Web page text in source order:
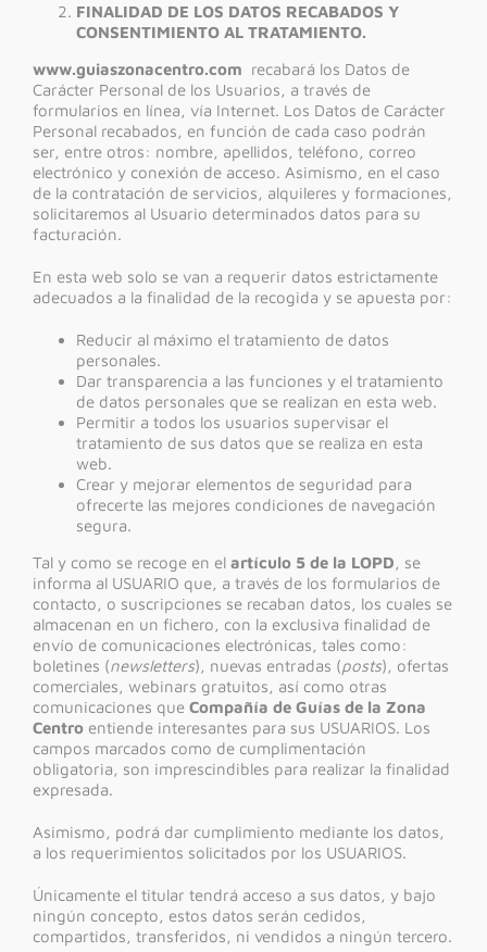
FINALIDAD DE LOS DATOS RECABADOS Y
CONSENTIMIENTO AL TRATAMIENTO.
www.guiaszonacentro.com recabará los Datos de
Carácter Personal de los Usuarios, a través de
formularios en línea, vía Internet. Los Datos de Carácter
Personal recabados, en función de cada caso podrán
ser, entre otros: nombre, apellidos, teléfono, correo
electrónico y conexión de acceso. Asimismo, en el caso
de la contratación de servicios, alquileres y formaciones,
solicitaremos al Usuario determinados datos para su
facturación.
En esta web solo se van a requerir datos estrictamente
adecuados a la finalidad de la recogida y se apuesta por:
Reducir al máximo el tratamiento de datos
personales.
Dar transparencia a las funciones y el tratamiento
de datos personales que se realizan en esta web.
Permitir a todos los usuarios supervisar el
tratamiento de sus datos que se realiza en esta
web.
Crear y mejorar elementos de seguridad para
ofrecerte las mejores condiciones de navegación
segura.
Tal y como se recoge en el artículo 5 de la LOPD, se
informa al USUARIO que, a través de los formularios de
contacto, o suscripciones se recaban datos, los cuales se
almacenan en un fichero, con la exclusiva finalidad de
envío de comunicaciones electrónicas, tales como:
boletines (newsletters), nuevas entradas (posts), ofertas
comerciales, webinars gratuitos, así como otras
comunicaciones que Compañía de Guías de la Zona
Centro entiende interesantes para sus USUARIOS. Los
campos marcados como de cumplimentación
obligatoria, son imprescindibles para realizar la finalidad
expresada.
Asimismo, podrá dar cumplimiento mediante los datos,
a los requerimientos solicitados por los USUARIOS.
Únicamente el titular tendrá acceso a sus datos, y bajo
ningún concepto, estos datos serán cedidos,
compartidos, transferidos, ni vendidos a ningún tercero.